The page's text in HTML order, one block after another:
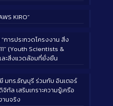
KIRO”
การประกวดโครงงาน สิ่ง
(Youth Scientists &
ะสิ่งแวดล้อมที่ยั่งยืน
มทร.ธัญบุรี ร่วมกับ อินเตอร์
ล เสริมเกราะความรู้เครือ
านจริง